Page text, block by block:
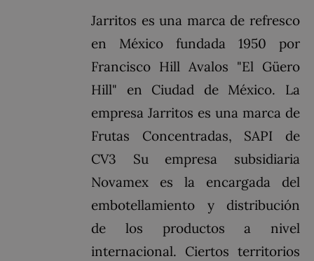
Jarritos es una marca de refresco
en México fundada 1950 por
Francisco Hill Avalos "El Güero
Hill" en Ciudad de México. La
empresa Jarritos es una marca de
Frutas Concentradas, SAPI de
CV3​ Su empresa subsidiaria
Novamex es la encargada del
embotellamiento y distribución
de los productos a nivel
internacional. Ciertos territorios